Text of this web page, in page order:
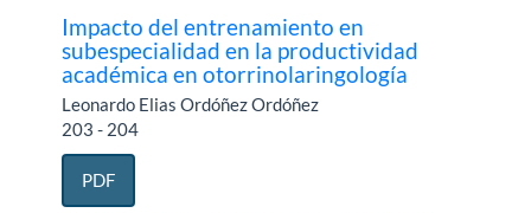
Impacto del entrenamiento en
subespecialidad en la productividad
académica en otorrinolaringología
Leonardo Elias Ordóñez Ordóñez
203 - 204
PDF